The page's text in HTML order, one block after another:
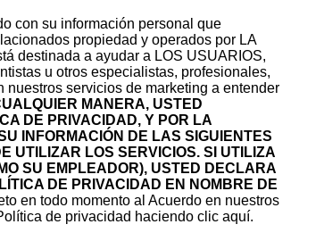
con su información personal que
propiedad y operados por LA
destinada a ayudar a LOS USUARIOS,
u otros especialistas, profesionales,
servicios de marketing a entender
MANERA, USTED
DE PRIVACIDAD, Y POR LA
INFORMACIÓN DE LAS SIGUIENTES
UTILIZAR LOS SERVICIOS. SI UTILIZA
SU EMPLEADOR), USTED DECLARA
DE PRIVACIDAD EN NOMBRE DE
en todo momento al Acuerdo en nuestros
de privacidad haciendo clic aquí.